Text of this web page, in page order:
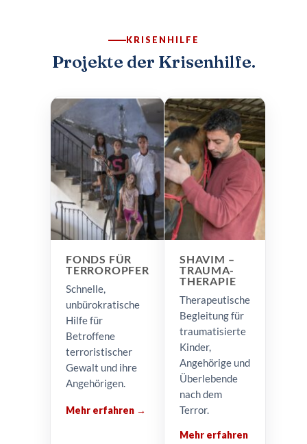
KRISENHILFE
Projekte der Krisenhilfe.
FONDS FÜR
TERROROPFER
Schnelle,
unbürokratische
Hilfe für
Betroffene
terroristischer
Gewalt und ihre
Angehörigen.
Mehr erfahren →
SHAVIM –
TRAUMA-
THERAPIE
Therapeutische
Begleitung für
traumatisierte
Kinder,
Angehörige und
Überlebende
nach dem
Terror.
Mehr erfahren